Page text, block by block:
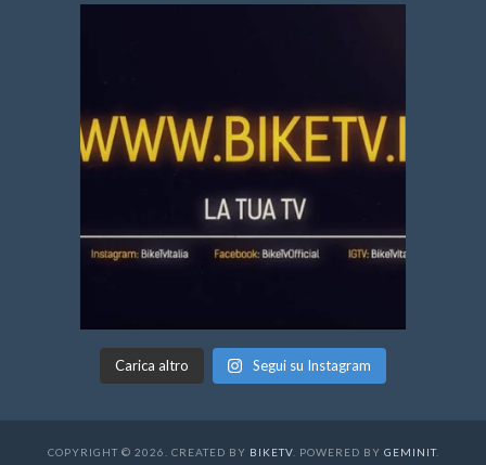
Carica altro Segui su Instagram
COPYRIGHT © 2026. CREATED BY BIKETV. POWERED BY GEMINIT.